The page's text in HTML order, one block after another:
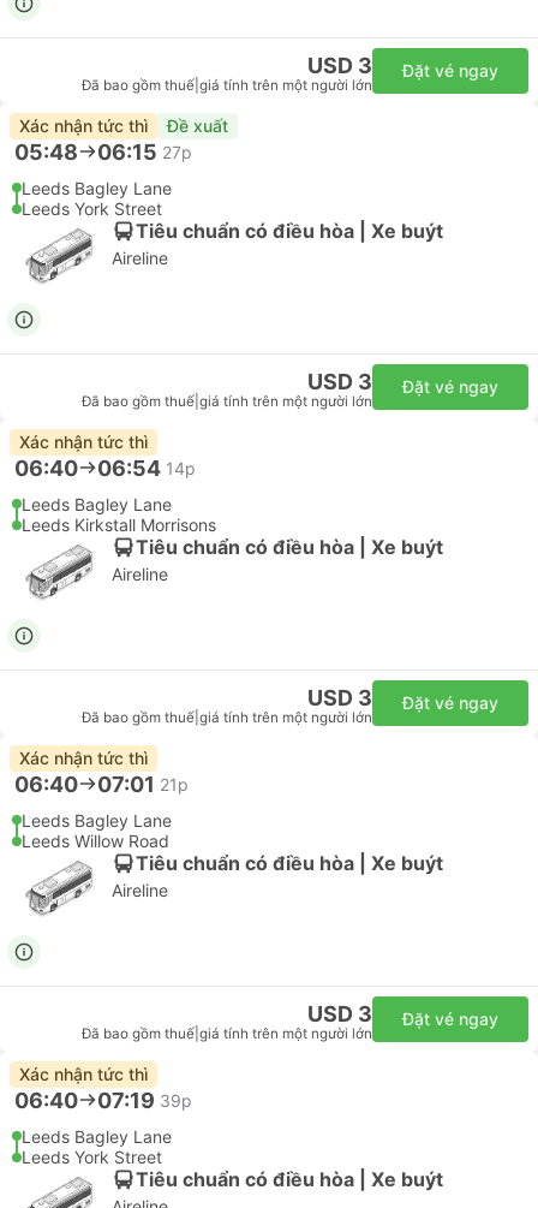
USD 3
Đã bao gồm thuế giá tính trên một người lớn
Đặt vé ngay
Xác nhận tức thì Đề xuất
05:48 06:15 27p
Leeds Bagley Lane
Leeds York Street
Tiêu chuẩn có điều hòa | Xe buýt
Aireline
USD 3
Đã bao gồm thuế giá tính trên một người lớn
Đặt vé ngay
Xác nhận tức thì
06:40 06:54 14p
Leeds Bagley Lane
Leeds Kirkstall Morrisons
Tiêu chuẩn có điều hòa | Xe buýt
Aireline
USD 3
Đã bao gồm thuế giá tính trên một người lớn
Đặt vé ngay
Xác nhận tức thì
06:40 07:01 21p
Leeds Bagley Lane
Leeds Willow Road
Tiêu chuẩn có điều hòa | Xe buýt
Aireline
USD 3
Đã bao gồm thuế giá tính trên một người lớn
Đặt vé ngay
Xác nhận tức thì
06:40 07:19 39p
Leeds Bagley Lane
Leeds York Street
Tiêu chuẩn có điều hòa | Xe buýt